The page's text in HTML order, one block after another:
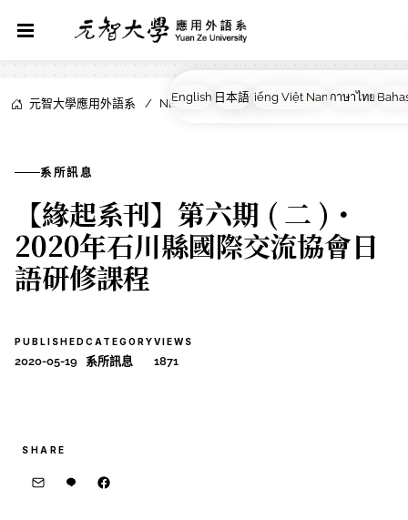
元智大學應用外語系 NEWS 系所訊息
系所訊息
【緣起系刊】第六期 ( 二 )・
2020年石川縣國際交流協會日
語研修課程
PUBLISHED
2020-05-19
CATEGORY
系所訊息
VIEWS
1871
SHARE